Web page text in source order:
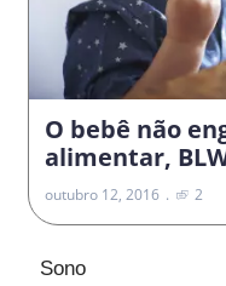
O bebê não
alimentar,
outubro 12, 2016 2
Sono